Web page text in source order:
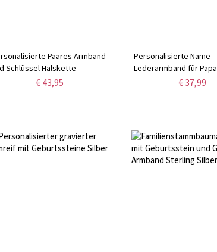
Paares Armband
Schlüssel Halskette
€ 43,95
Personalisierte Name
Lederarmband für Papa
€ 37,99